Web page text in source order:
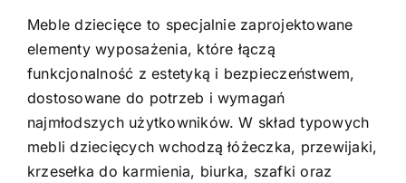
Meble dziecięce to specjalnie zaprojektowane
elementy wyposażenia, które łączą
funkcjonalność z estetyką i bezpieczeństwem,
dostosowane do potrzeb i wymagań
najmłodszych użytkowników. W skład typowych
mebli dziecięcych wchodzą łóżeczka, przewijaki,
krzesełka do karmienia, biurka, szafki oraz